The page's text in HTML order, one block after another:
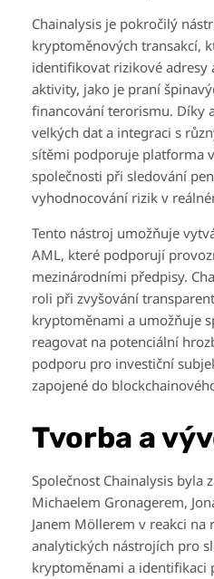
Chainalysis je pokročilý
kryptoměnových transakcí,
identifikovat rizikové adresy
aktivity, jako je praní
financování terorismu. Díky
velkých dat a integraci s
sítěmi podporuje platforma
společnosti při sledování
vyhodnocování rizik v
Tento nástroj umožňuje
AML, které podporují
mezinárodními předpisy.
roli při zvyšování
kryptoměnami a umožňuje
reagovat na potenciální
podporu pro investiční
zapojené do
Tvorba a
Společnost Chainalysis byla
Michaelem Gronagerem,
Janem Möllerem v reakci
analytických nástrojích pro
kryptoměnami a identifikaci